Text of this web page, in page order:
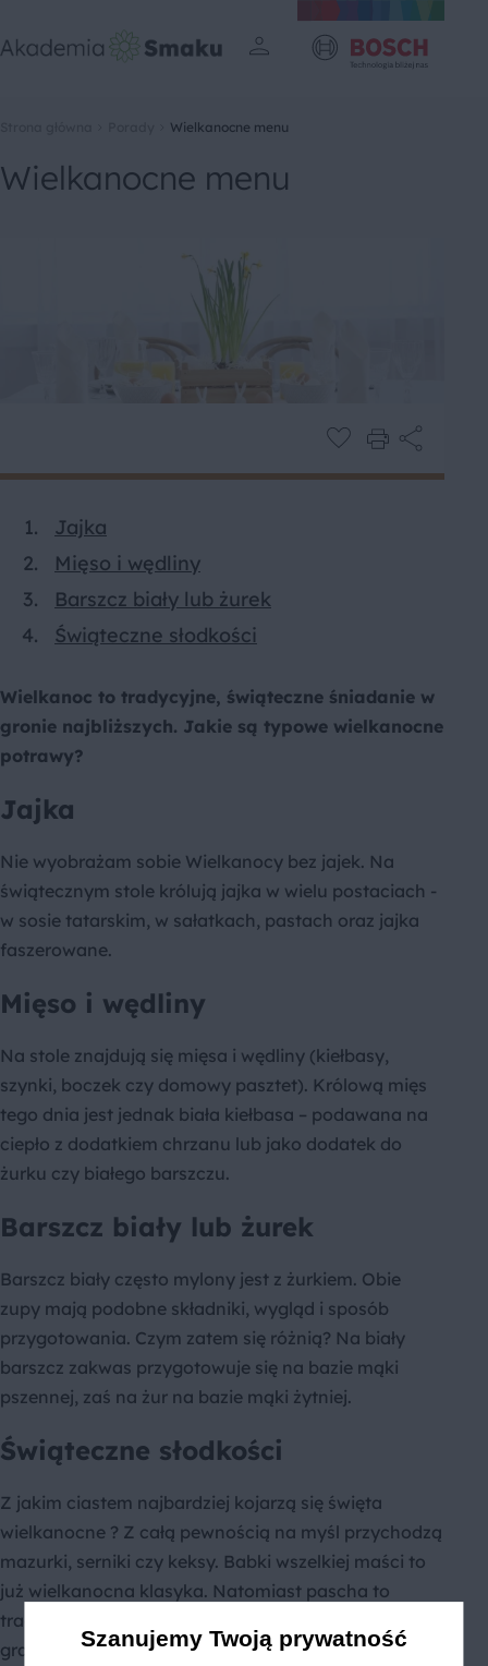
Wielkanocne menu
Wielkanocne menu
Jajka
Mięso i wędliny
Barszcz biały lub żurek
Świąteczne słodkości
Wielkanoc to tradycyjne, świąteczne śniadanie w
gronie najbliższych. Jakie są typowe wielkanocne
potrawy?
Jajka
Nie wyobrażam sobie Wielkanocy bez jajek. Na
świątecznym stole królują jajka w wielu postaciach -
w sosie tatarskim, w sałatkach, pastach oraz jajka
faszerowane.
Mięso i wędliny
Na stole znajdują się mięsa i wędliny (kiełbasy,
szynki, boczek czy domowy pasztet). Królową mięs
tego dnia jest jednak biała kiełbasa – podawana na
ciepło z dodatkiem chrzanu lub jako dodatek do
żurku czy białego barszczu.
Barszcz biały lub żurek
Barszcz biały często mylony jest z żurkiem. Obie
zupy mają podobne składniki, wygląd i sposób
przygotowania. Czym zatem się różnią? Na biały
barszcz zakwas przygotowuje się na bazie mąki
pszennej, zaś na żur na bazie mąki żytniej.
Świąteczne słodkości
Z jakim ciastem najbardziej kojarzą się święta
wielkanocne ? Z całą pewnością na myśl przychodzą
mazurki, serniki czy keksy. Babki wszelkiej maści to
już wielkanocna klasyka. Natomiast pascha to
tradycyjny deser wielkanocny zza wschodniej
granicy. Przygotowywany z twarogu lub mleka,
Szanujemy Twoją prywatność